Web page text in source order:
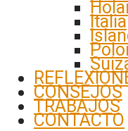
Italia
CONSEJOS
TRABAJOS
CONTACTO